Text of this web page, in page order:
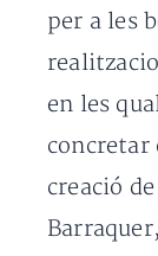
per a les
en les
concretar
creació